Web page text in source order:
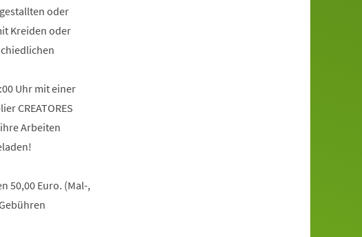
oder
Kreiden oder
Uhr mit einer
CREATORES
Arbeiten
50,00 Euro. (Mal-,